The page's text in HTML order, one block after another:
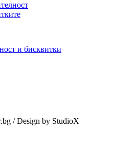
и бисквитки
/ Design by StudioX